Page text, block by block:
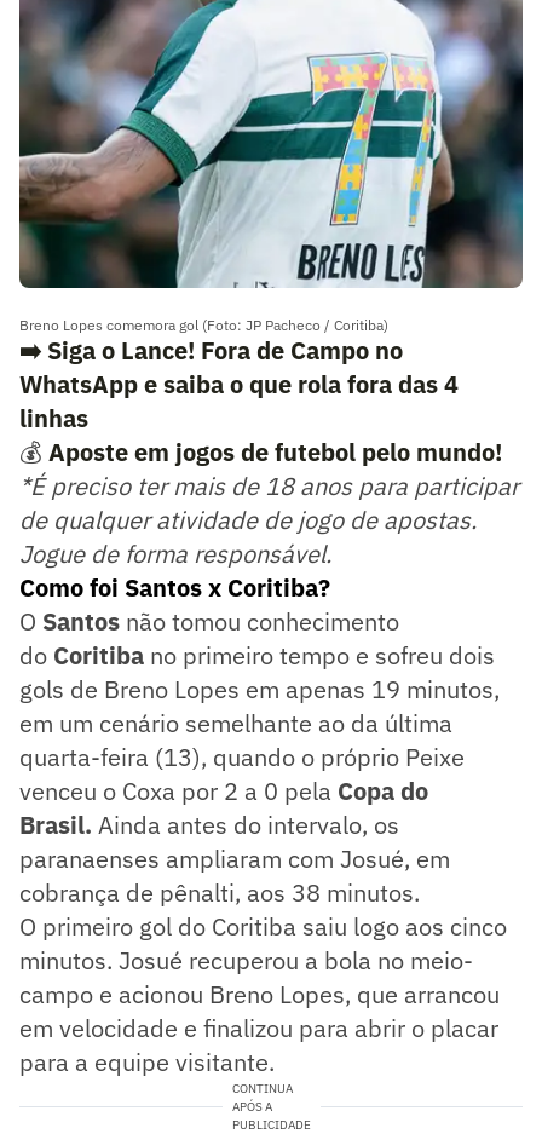
Breno Lopes comemora gol (Foto: JP Pacheco / Coritiba)
➡️ Siga o Lance! Fora de Campo no
WhatsApp e saiba o que rola fora das 4
linhas
💰 Aposte em jogos de futebol pelo mundo!
*É preciso ter mais de 18 anos para participar
de qualquer atividade de jogo de apostas.
Jogue de forma responsável.
Como foi Santos x Coritiba?
O Santos não tomou conhecimento
do Coritiba no primeiro tempo e sofreu dois
gols de Breno Lopes em apenas 19 minutos,
em um cenário semelhante ao da última
quarta-feira (13), quando o próprio Peixe
venceu o Coxa por 2 a 0 pela Copa do
Brasil. Ainda antes do intervalo, os
paranaenses ampliaram com Josué, em
cobrança de pênalti, aos 38 minutos.
O primeiro gol do Coritiba saiu logo aos cinco
minutos. Josué recuperou a bola no meio-
campo e acionou Breno Lopes, que arrancou
em velocidade e finalizou para abrir o placar
para a equipe visitante.
CONTINUA
APÓS A
PUBLICIDADE